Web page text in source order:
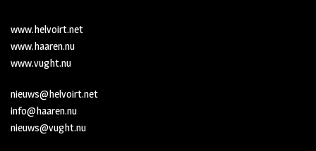
www.helvoirt.net
www.haaren.nu
www.vught.nu
nieuws@helvoirt.net
info@haaren.nu
nieuws@vught.nu